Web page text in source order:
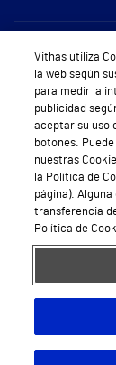
Aviso Legal Política
Vithas utiliza
la web según
para medir la
publicidad
aceptar su uso
botones.
nuestras
la Política de
página).
transferencia
Política de